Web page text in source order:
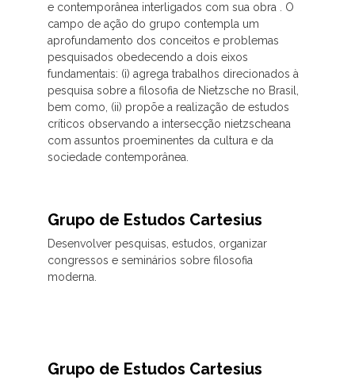
e contemporânea interligados com sua obra . O
campo de ação do grupo contempla um
aprofundamento dos conceitos e problemas
pesquisados obedecendo a dois eixos
fundamentais: (i) agrega trabalhos direcionados à
pesquisa sobre a filosofia de Nietzsche no Brasil,
bem como, (ii) propõe a realização de estudos
críticos observando a intersecção nietzscheana
com assuntos proeminentes da cultura e da
sociedade contemporânea.
Grupo de Estudos Cartesius
Desenvolver pesquisas, estudos, organizar
congressos e seminários sobre filosofia
moderna.
Grupo de Estudos Cartesius